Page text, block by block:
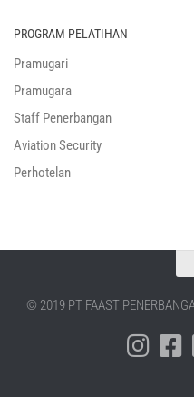
PROGRAM PELATIHAN
Pramugari
Pramugara
Staff Penerbangan
Aviation Security
Perhotelan
© 2019 PT FAAST